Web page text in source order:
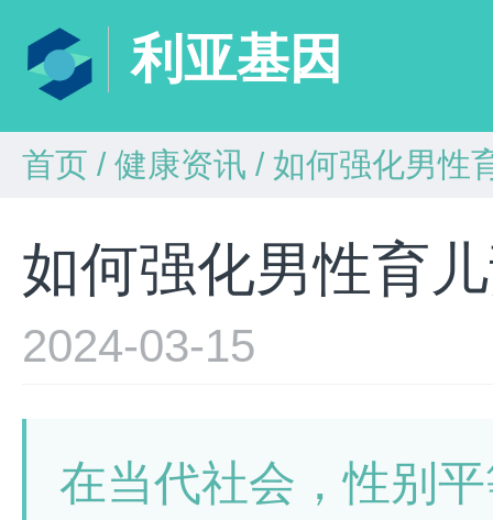
利亚基因
首页 / 健康资讯 / 如何强化男性
如何强化男性育
2024-03-15
在当代社会，性别